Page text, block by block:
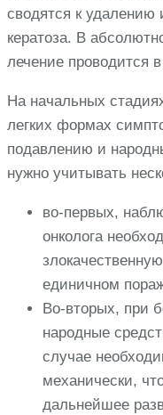
сводятся к
кератоза. В
лечение проводится
На начальных
легких формах
подавлению и
нужно учитывать
во-первых,
онколога
единичном
Во-вторых, при
народные
случае
механически,
дальнейшее